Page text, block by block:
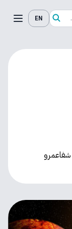
EN
شفاعمرو